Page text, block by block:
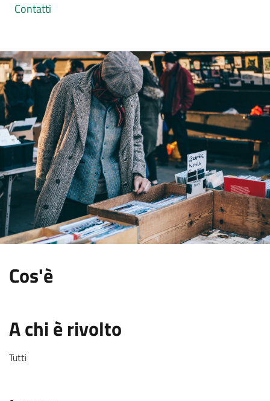
Contatti
Cos'è:
A chi è rivolto
Tutti